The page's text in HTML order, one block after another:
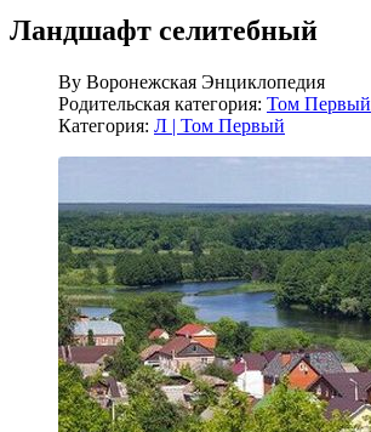
Ландшафт селитебный
By Воронежская Энциклопедия
Родительская категория: Том Первый
Категория: Л | Том Первый